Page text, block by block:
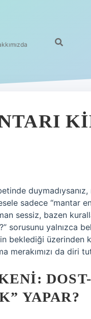
sadece “mantar
sessiz, bazen
sorusunu yalnızca
beklediği üzerinden
merakımızı da diri
YAPAR?